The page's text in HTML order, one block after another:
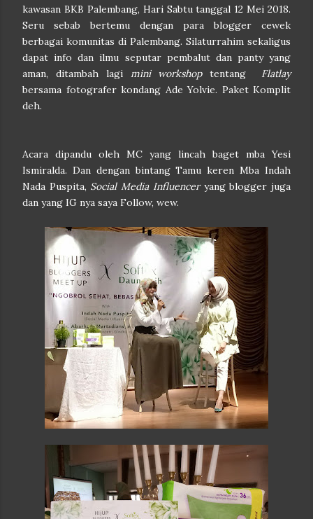
kawasan BKB Palembang, Hari Sabtu tanggal 12 Mei 2018.
Seru sebab bertemu dengan para blogger cewek
berbagai komunitas di Palembang. Silaturrahim sekaligus
dapat info dan ilmu seputar pembalut dan panty yang
aman, ditambah lagi mini workshoptentang Flatlay
bersama fotografer kondang Ade Yolvie. Paket Komplit
deh.
Acara dipandu oleh MC yang lincah baget mba Yesi
Ismiralda. Dan dengan bintang Tamu keren Mba Indah
Nada Puspita, Social Media Influenceryang blogger juga
dan yang IG nya saya Follow, wew.